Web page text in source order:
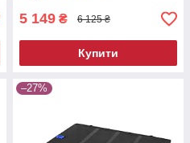
5 149 ₴ 6 125 ₴
Купити
–27%